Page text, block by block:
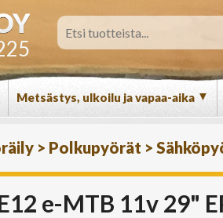
Metsästys, ulkoilu ja vapaa-aika ▼
> Polkupyörät >
e-MTB 11v 29"